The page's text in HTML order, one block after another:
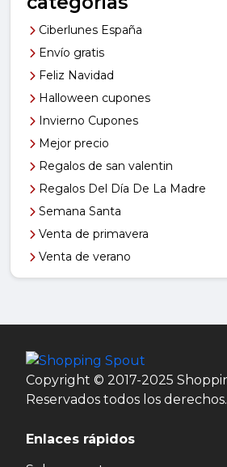
Ciberlunes España
Envío gratis
Feliz Navidad
Halloween cupones
Invierno Cupones
Mejor precio
Regalos de san valentin
Regalos Del Día De La Madre
Semana Santa
Venta de primavera
Venta de verano
Copyright © 2017-2025
Reservados todos los derechos.
Enlaces rápidos